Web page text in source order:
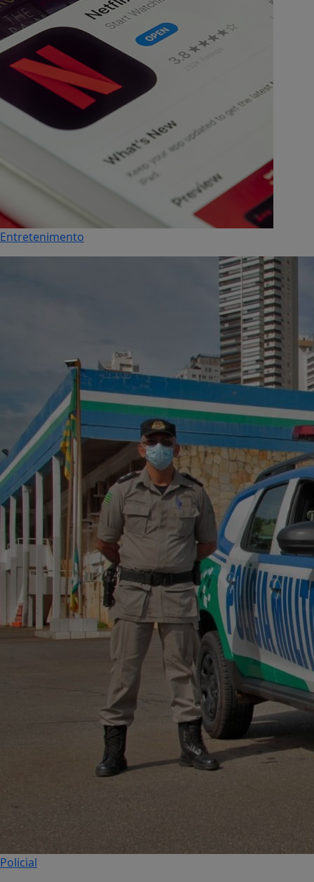
Entretenimento
Policial